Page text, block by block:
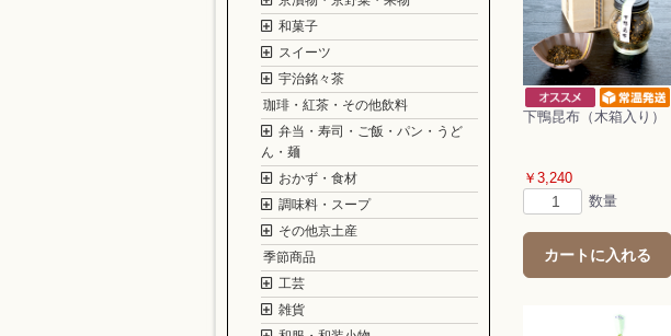
和菓子
スイーツ
宇治銘々茶
珈琲・紅茶・その他飲料
弁当・寿司・ご飯・パン・うど
ん・麺
おかず・食材
調味料・スープ
その他京土産
季節商品
工芸
雑貨
下鴨昆布（木箱入り）
￥3,240
数量
カートに入れる